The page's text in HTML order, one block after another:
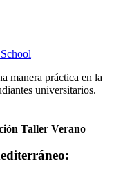
manera práctica en la
universitarios.
Taller Verano